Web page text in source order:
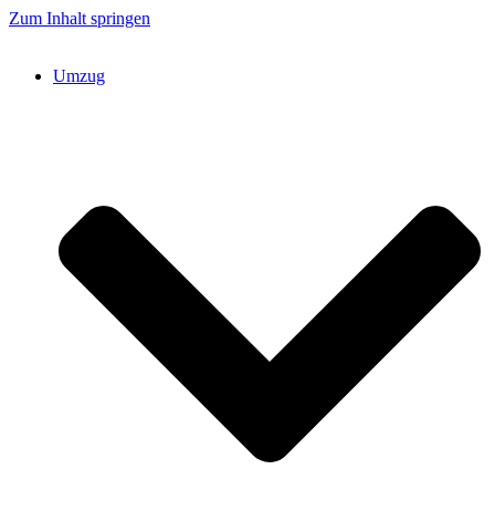
Zum Inhalt springen
Umzug